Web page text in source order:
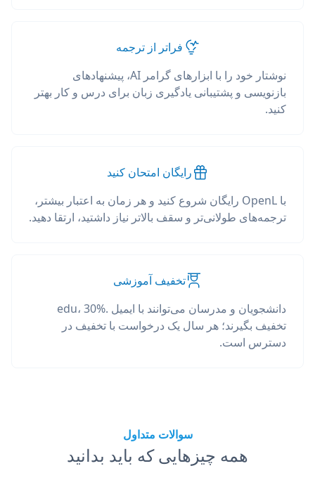
فراتر از ترجمه
نوشتار خود را با ابزارهای گرامر AI، پیشنهادهای
بازنویسی و پشتیبانی یادگیری زبان برای درس و کار بهتر
کنید.
رایگان امتحان کنید
با OpenL رایگان شروع کنید و هر زمان به اعتبار بیشتر،
ترجمه‌های طولانی‌تر و سقف بالاتر نیاز داشتید، ارتقا دهید.
تخفیف آموزشی
دانشجویان و مدرسان می‌توانند با ایمیل .edu، 30%
تخفیف بگیرند؛ هر سال یک درخواست با تخفیف در
دسترس است.
سوالات متداول
همه چیزهایی که باید بدانید